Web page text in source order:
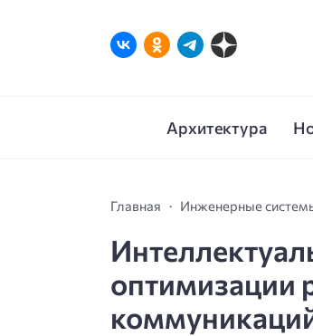
Архитектура
Главная Инженерные
оптимизации